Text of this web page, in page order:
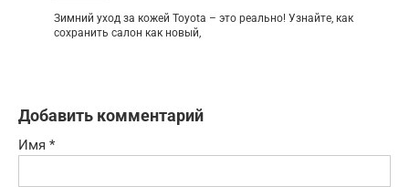
Зимний уход за кожей Toyota – это реально! Узнайте, как
сохранить салон как новый,
Добавить комментарий
Имя *